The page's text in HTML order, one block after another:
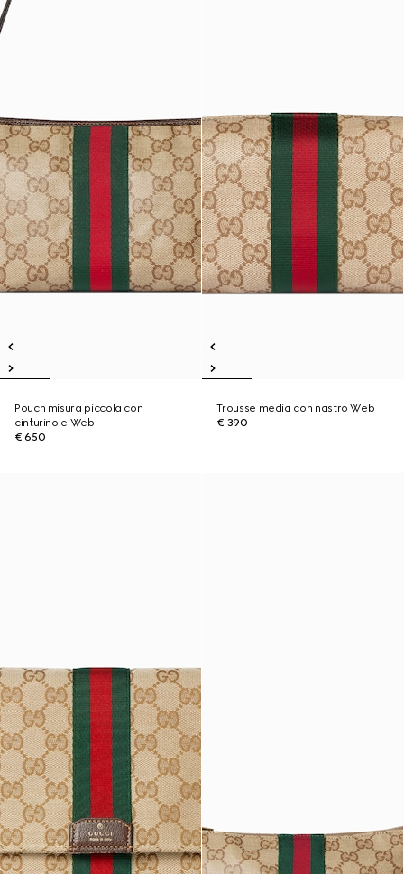
Pouch misura piccola con
cinturino e Web
€ 650
Trousse media con nastro Web
€ 390